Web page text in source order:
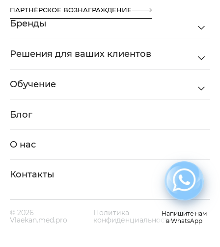
ПАРТНЁРСКОЕ ВОЗНАГРАЖДЕНИЕ
Бренды
Решения для ваших клиентов
Обучение
Блог
О нас
Контакты
© 2026
Vlaekan.med.pro
Политика
конфиденциальности
Напишите нам
в WhatsApp